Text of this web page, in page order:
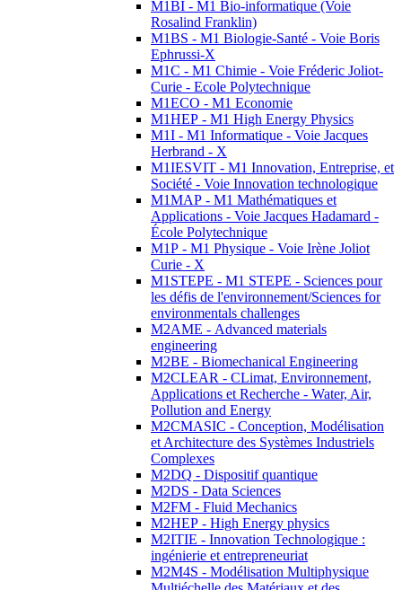
M1BI - M1 Bio-informatique (Voie
Rosalind Franklin)
M1BS - M1 Biologie-Santé - Voie Boris
Ephrussi-X
M1C - M1 Chimie - Voie Fréderic Joliot-
Curie - Ecole Polytechnique
M1ECO - M1 Economie
M1HEP - M1 High Energy Physics
M1I - M1 Informatique - Voie Jacques
Herbrand - X
M1IESVIT - M1 Innovation, Entreprise, et
Société - Voie Innovation technologique
M1MAP - M1 Mathématiques et
Applications - Voie Jacques Hadamard -
École Polytechnique
M1P - M1 Physique - Voie Irène Joliot
Curie - X
M1STEPE - M1 STEPE - Sciences pour
les défis de l'environnement/Sciences for
environmentals challenges
M2AME - Advanced materials
engineering
M2BE - Biomechanical Engineering
M2CLEAR - CLimat, Environnement,
Applications et Recherche - Water, Air,
Pollution and Energy
M2CMASIC - Conception, Modélisation
et Architecture des Systèmes Industriels
Complexes
M2DQ - Dispositif quantique
M2DS - Data Sciences
M2FM - Fluid Mechanics
M2HEP - High Energy physics
M2ITIE - Innovation Technologique :
ingénierie et entrepreneuriat
M2M4S - Modélisation Multiphysique